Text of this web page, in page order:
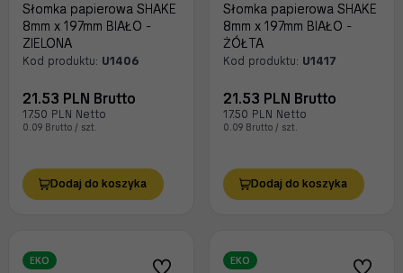
Słomka papierowa SHAKE
8mm x 197mm BIAŁO -
ZIELONA
Kod produktu: U1406
21.53 PLN Brutto
17.50 PLN Netto
0.09 Brutto / szt.
Dodaj do koszyka
Słomka papierowa SHAKE
8mm x 197mm BIAŁO -
ŻÓŁTA
Kod produktu: U1417
21.53 PLN Brutto
17.50 PLN Netto
0.09 Brutto / szt.
Dodaj do koszyka
EKO EKO